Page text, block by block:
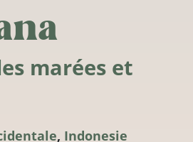
marées et
, Indonesie